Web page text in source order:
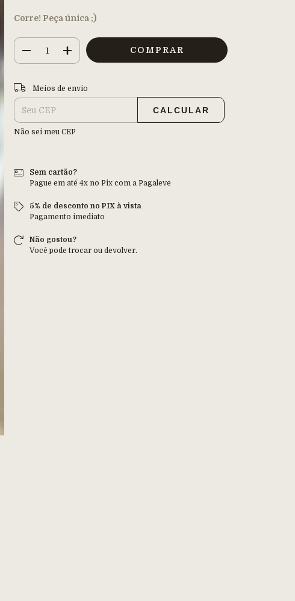
Corre! Peça única ;)
Entregas para o CEP:
Meios de envio
CALCULAR
Não sei meu CEP
Sem cartão?
Pague em até 4x no Pix com a Pagaleve
5% de desconto no PIX à vista
Pagamento imediato
Não gostou?
Você pode trocar ou devolver.